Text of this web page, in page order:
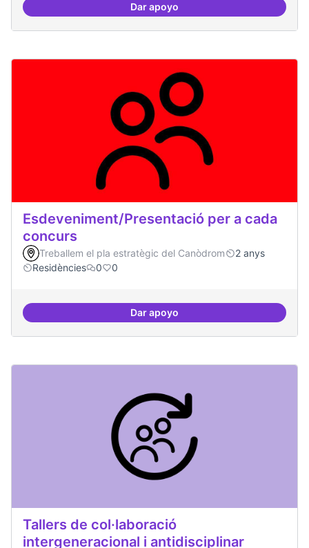
Dar apoyoBar obert i dinamitzat
Esdeveniment/Presentació per a cada
concurs
Treballem el pla estratègic del Canòdrom
2 anys
Residències
0 0
Dar apoyoEsdeveniment/Presentació per
Tallers de col·laboració
intergeneracional i antidisciplinar